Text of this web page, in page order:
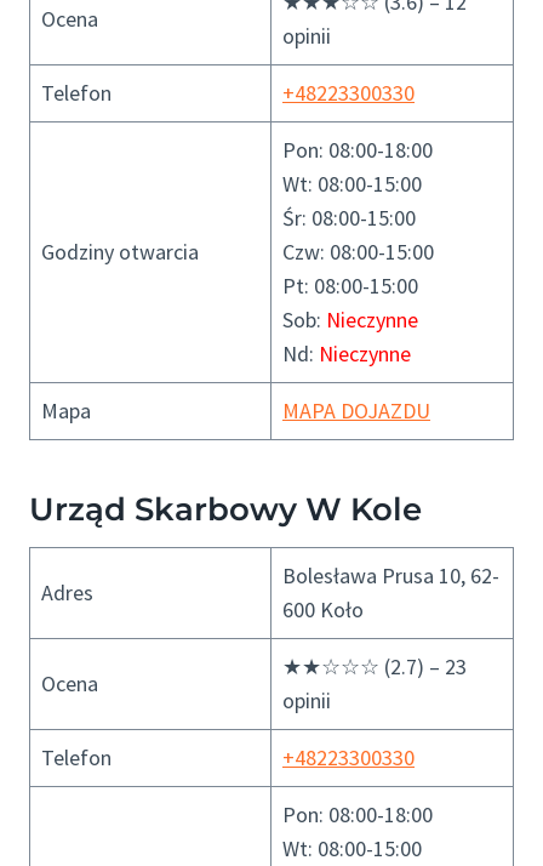
Ocena
opinii
Telefon +48223300330
Godziny otwarcia
Pon: 08:00-18:00
Wt: 08:00-15:00
Śr: 08:00-15:00
Czw: 08:00-15:00
Pt: 08:00-15:00
Sob: Nieczynne
Nd: Nieczynne
Mapa MAPA DOJAZDU
Urząd Skarbowy W Kole
Adres
Bolesława Prusa 10, 62-
600 Koło
Ocena
★★☆☆☆ (2.7) – 23
opinii
Telefon +48223300330
Pon: 08:00-18:00
Wt: 08:00-15:00